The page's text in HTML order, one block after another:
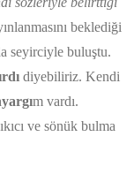
beklediği
seyirciyle buluştu.
diyebiliriz. Kendi
m vardı.
ve sönük bulma